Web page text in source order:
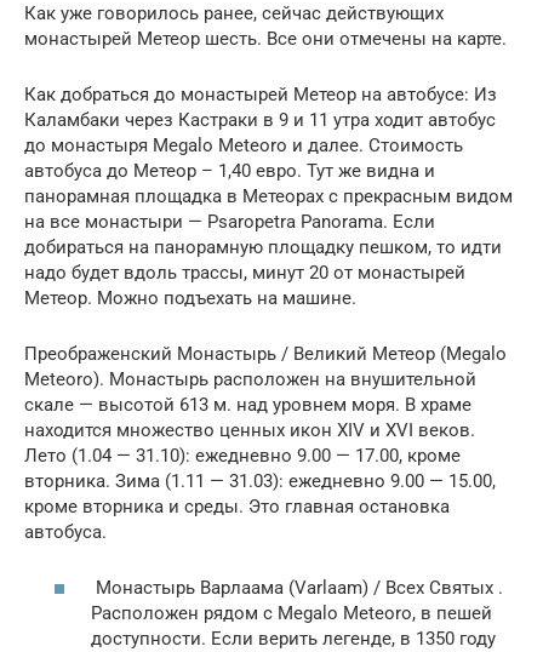
Как уже говорилось ранее, сейчас действующих
монастырей Метеор шесть. Все они отмечены на карте.
Как добраться до монастырей Метеор на автобусе: Из
Каламбаки через Кастраки в 9 и 11 утра ходит автобус
до монастыря Megalo Meteoro и далее. Стоимость
автобуса до Метеор – 1,40 евро. Тут же видна и
панорамная площадка в Метеорах с прекрасным видом
на все монастыри — Psaropetra Panorama. Если
добираться на панорамную площадку пешком, то идти
надо будет вдоль трассы, минут 20 от монастырей
Метеор. Можно подъехать на машине.
Преображенский Монастырь / Великий Метеор (Μegalo
Meteoro). Монастырь расположен на внушительной
скале — высотой 613 м. над уровнем моря. В храме
находится множество ценных икон XIV и XVI веков.
Лето (1.04 — 31.10): ежедневно 9.00 — 17.00, кроме
вторника. Зима (1.11 — 31.03): ежедневно 9.00 — 15.00,
кроме вторника и среды. Это главная остановка
автобуса.
Mонастырь Варлаама (Varlaam) / Всех Святых .
Расположен рядом с Μegalo Meteoro, в пешей
доступности. Если верить легенде, в 1350 году